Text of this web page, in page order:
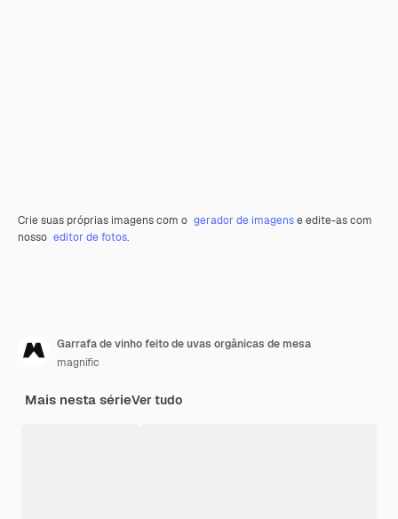
Crie suas próprias imagens com o gerador de imagense edite-as com
nosso editor de fotos.
Garrafa de vinho feito de uvas orgânicas de mesa
magnific
Mais nesta sérieVer tudo